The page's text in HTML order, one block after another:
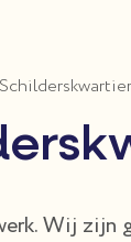
Wij zijn